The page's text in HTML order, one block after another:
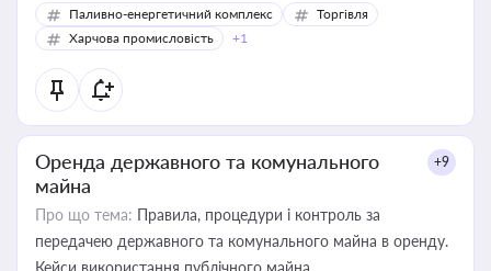
Паливно-енергетичний комплекс
Торгівля
Харчова промисловість
+1
Оренда державного та комунального
майна
+9
Про що тема: Правила, процедури і контроль за
передачею державного та комунального майна в оренду.
Кейси використання публічного майна